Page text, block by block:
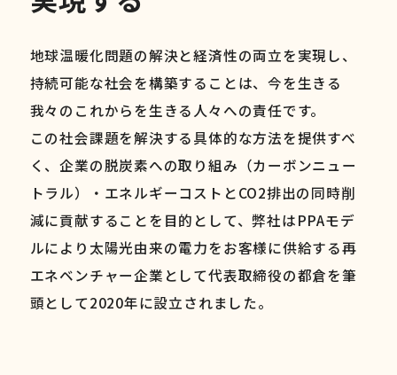
地球温暖化問題の解決と経済性の両立を実現し、
持続可能な社会を構築することは、今を生きる
我々のこれからを生きる人々への責任です。
この社会課題を解決する具体的な方法を提供すべ
く、企業の脱炭素への取り組み（カーボンニュー
トラル）・エネルギーコストとCO2排出の同時削
減に貢献することを目的として、弊社はPPAモデ
ルにより太陽光由来の電力をお客様に供給する再
エネベンチャー企業として代表取締役の都倉を筆
頭として2020年に設立されました。